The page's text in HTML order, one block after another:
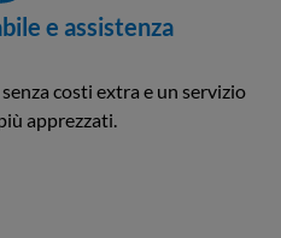
e assistenza
costi extra e un servizio
apprezzati.